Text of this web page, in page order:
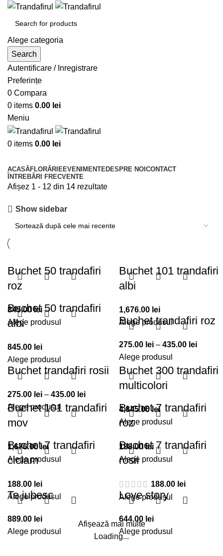
Alege categoria
Search
Autentificare / Inregistrare
Preferințe
0 Compara
0 items 0.00 lei
Meniu
0 items 0.00 lei
ACASĂFLORĂRIEEVENIMENTEDESPRE NOICONTACT
ÎNTREBĂRI FRECVENTE
Afișez 1 - 12 din 14 rezultateSortat
mai
Show sidebar
Buchet 50 trandafiri
roz
845.00lei
Alege produsul
Buchet 101 trandafiri
albi
1,676.00 lei
Alege produsul
Buchet 50 trandafiri
albi
845.00 lei
Alege produsul
Buchet trandafiri roz
275.00 lei – 435.00 leiInterval
prețuri:
la
Alege produsul
Buchet trandafiri rosii
275.00 lei – 435.00 leiInterval
de
până
Alege produsul
Buchet 300 trandafiri
multicolori
4,845.00lei
Alege produsul
Buchet 101 trandafiri
mov
1,676.00lei
Alege produsul
Buchet 7 trandafiri
roz
188.00lei
Alege produsul
Buchet 7 trandafiri
ciclam
188.00 lei
Alege produsul
Buchet 7 trandafiri
rosii
188.00 lei
Alege produsul
Te iubesc
889.00 lei
Alege produsul
Love story
644.00 lei
Alege produsul
Afișează mai multe
Loading...